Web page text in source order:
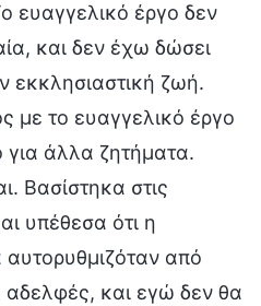
ευαγγελικό έργο δεν
και δεν έχω δώσει
εκκλησιαστική ζωή.
με το ευαγγελικό έργο
για άλλα ζητήματα.
Βασίστηκα στις
υπέθεσα ότι η
από
αδελφές, και εγώ δεν θα